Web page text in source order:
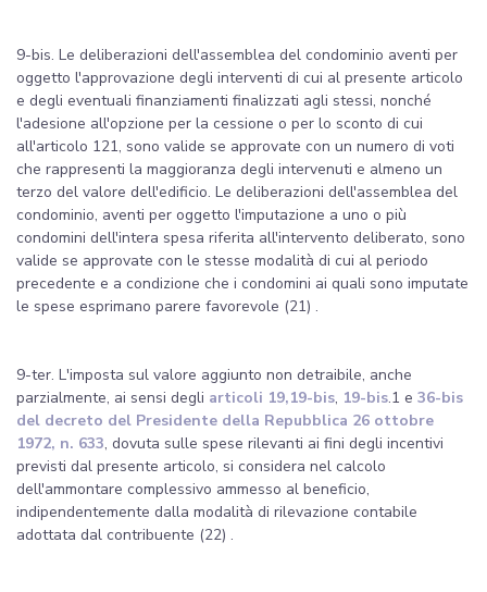
9-bis. Le deliberazioni dell'assemblea del condominio aventi per
oggetto l'approvazione degli interventi di cui al presente articolo
e degli eventuali finanziamenti finalizzati agli stessi, nonché
l'adesione all'opzione per la cessione o per lo sconto di cui
all'articolo 121, sono valide se approvate con un numero di voti
che rappresenti la maggioranza degli intervenuti e almeno un
terzo del valore dell'edificio. Le deliberazioni dell'assemblea del
condominio, aventi per oggetto l'imputazione a uno o più
condomini dell'intera spesa riferita all'intervento deliberato, sono
valide se approvate con le stesse modalità di cui al periodo
precedente e a condizione che i condomini ai quali sono imputate
le spese esprimano parere favorevole​ (21) .
9-ter. L'imposta sul valore aggiunto non detraibile, anche
parzialmente, ai sensi degli articoli 19,19-bis, 19-bis.1 e 36-bis
del decreto del Presidente della Repubblica 26 ottobre
1972, n. 633, dovuta sulle spese rilevanti ai fini degli incentivi
previsti dal presente articolo, si considera nel calcolo
dell'ammontare complessivo ammesso al beneficio,
indipendentemente dalla modalità di rilevazione contabile
adottata dal contribuente (22) .